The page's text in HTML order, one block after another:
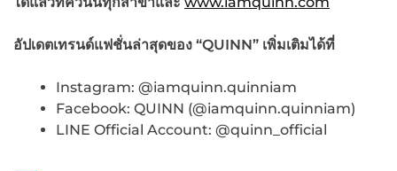
อัปเดตเทรนด์แฟชั่นล่าสุดของ “QUINN” เพิ่มเติมได้ที่
Instagram: @iamquinn.quinniam
Facebook: QUINN (@iamquinn.quinniam)
LINE Official Account: @quinn_official